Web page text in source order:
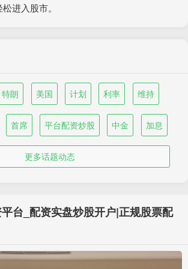
进入股市。
特朗 美国 计划 利率 维持
首席 平台配资炒股 中金 加息
更多话题动态
台_配资实盘炒股开户|正规股票配